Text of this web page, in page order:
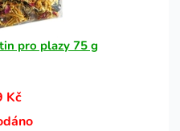
pro plazy 75 g
Kč